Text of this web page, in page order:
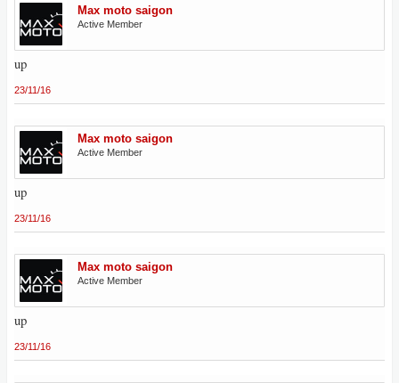
Max moto saigon
Active Member
up
23/11/16
Max moto saigon
Active Member
up
23/11/16
Max moto saigon
Active Member
up
23/11/16